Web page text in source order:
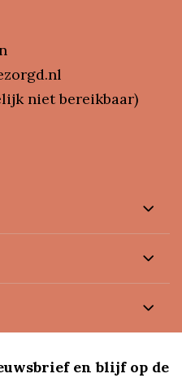
niet bereikbaar)
en blijf op de